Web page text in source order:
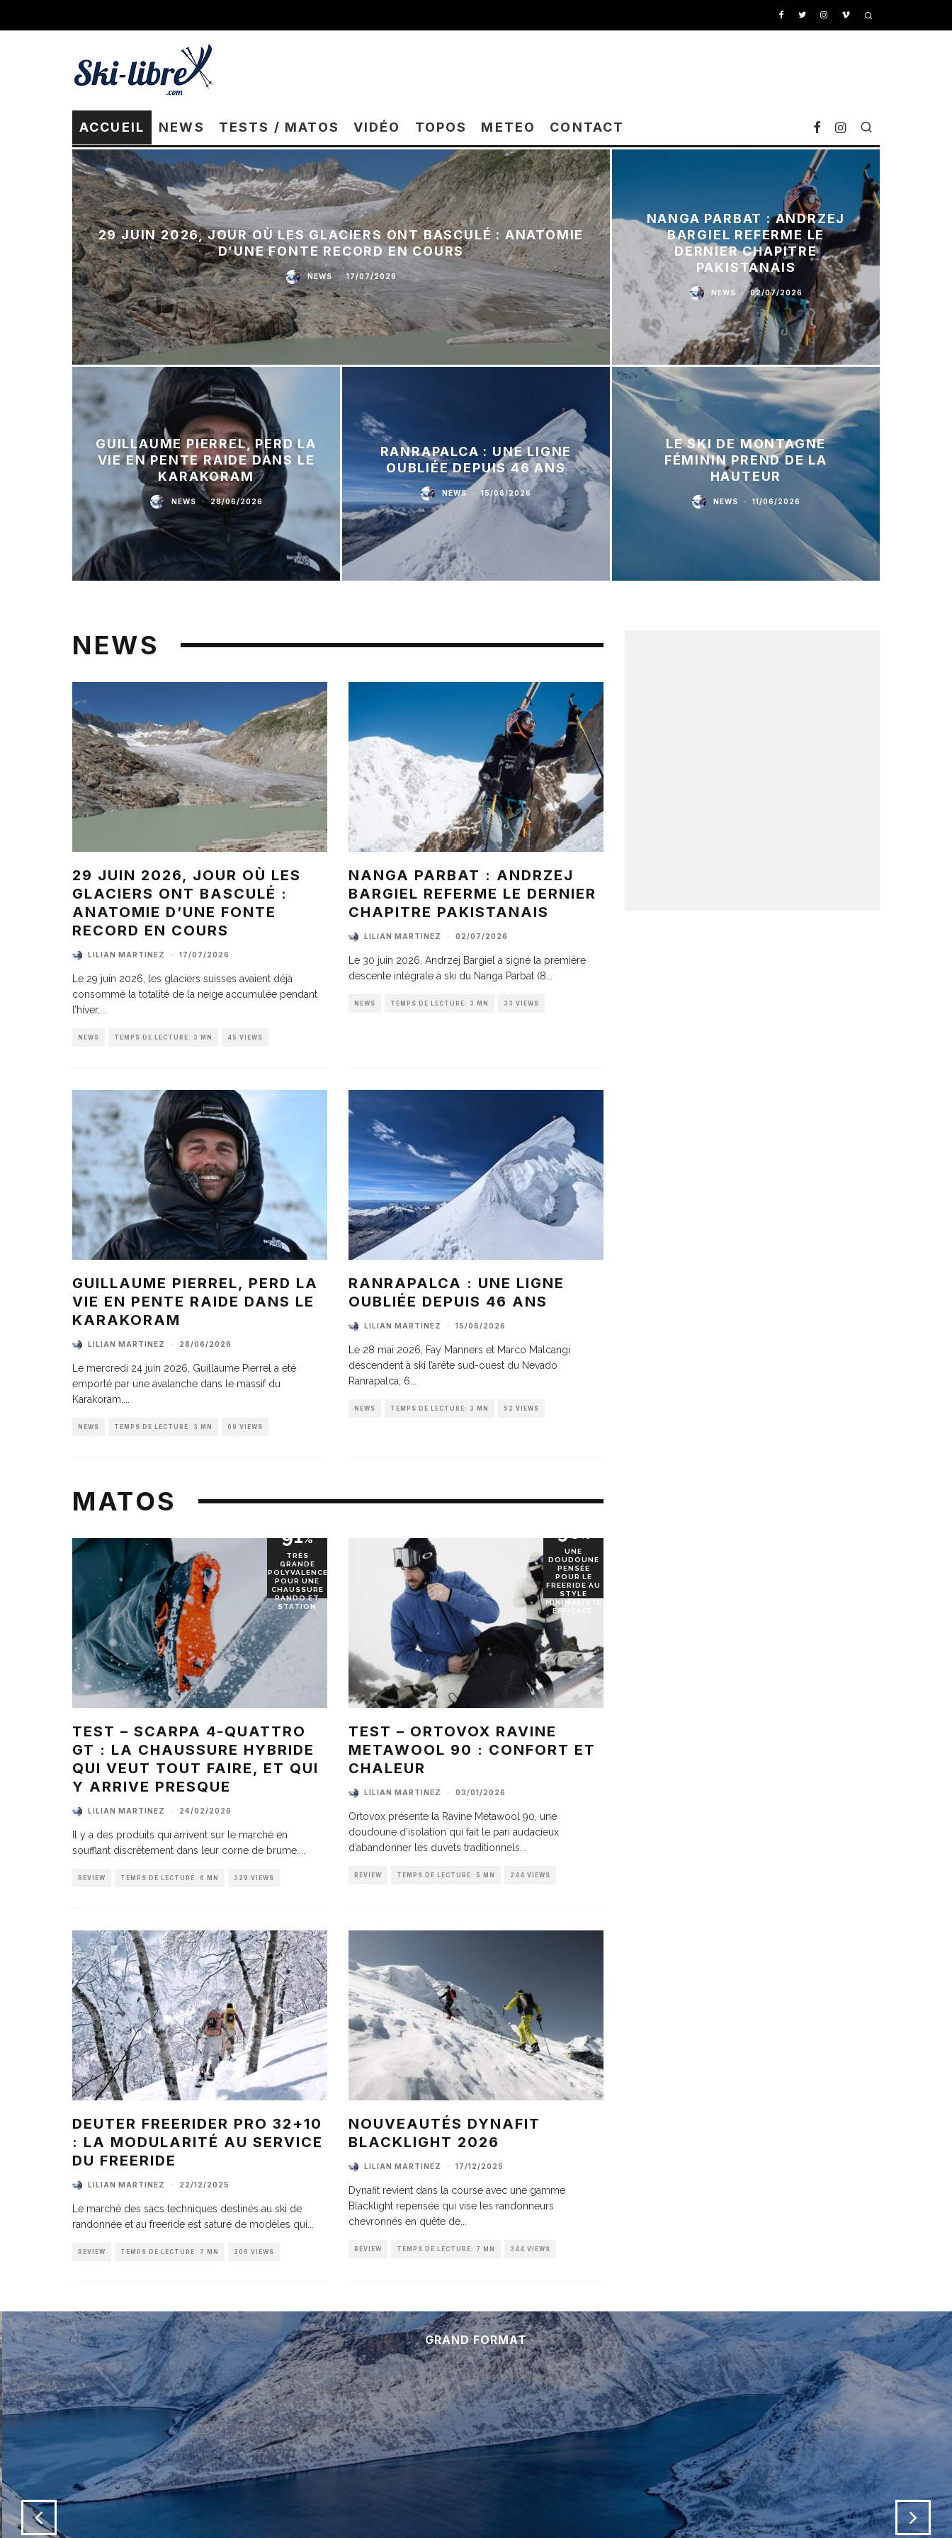
ACCUEIL NEWS TESTS / MATOS VIDÉO TOPOS METEO CONTACT
29 JUIN 2026, JOUR OÙ LES GLACIERS ONT BASCULÉ : ANATOMIE
D’UNE FONTE RECORD EN COURS
NEWS · 17/07/2026
NANGA PARBAT : ANDRZEJ
BARGIEL REFERME LE
DERNIER CHAPITRE
PAKISTANAIS
NEWS · 02/07/2026
GUILLAUME PIERREL, PERD LA
VIE EN PENTE RAIDE DANS LE
KARAKORAM
NEWS · 28/06/2026
RANRAPALCA : UNE LIGNE
OUBLIÉE DEPUIS 46 ANS
NEWS · 15/06/2026
LE SKI DE MONTAGNE
FÉMININ PREND DE LA
HAUTEUR
NEWS · 11/06/2026
NEWS
29 JUIN 2026, JOUR OÙ LES
GLACIERS ONT BASCULÉ :
ANATOMIE D’UNE FONTE
RECORD EN COURS
LILIAN MARTINEZ · 17/07/2026
Le 29 juin 2026, les glaciers suisses avaient déjà
consommé la totalité de la neige accumulée pendant
l’hiver,
NEWS TEMPS DE LECTURE: 3 MN 45 VIEWS
NANGA PARBAT : ANDRZEJ
BARGIEL REFERME LE DERNIER
CHAPITRE PAKISTANAIS
LILIAN MARTINEZ · 02/07/2026
Le 30 juin 2026, Andrzej Bargiel a signé la première
descente intégrale à ski du Nanga Parbat (8
NEWS TEMPS DE LECTURE: 3 MN 33 VIEWS
GUILLAUME PIERREL, PERD LA
VIE EN PENTE RAIDE DANS LE
KARAKORAM
LILIAN MARTINEZ · 28/06/2026
Le mercredi 24 juin 2026, Guillaume Pierrel a été
emporté par une avalanche dans le massif du
Karakoram,
NEWS TEMPS DE LECTURE: 3 MN 69 VIEWS
RANRAPALCA : UNE LIGNE
OUBLIÉE DEPUIS 46 ANS
LILIAN MARTINEZ · 15/06/2026
Le 28 mai 2026, Fay Manners et Marco Malcangi
descendent à ski l’arête sud-ouest du Nevado
Ranrapalca, 6
NEWS TEMPS DE LECTURE: 3 MN 52 VIEWS
MATOS
91%
TRÈS
GRANDE
POLYVALENCE
POUR UNE
CHAUSSURE
RANDO ET
STATION
TEST – SCARPA 4-QUATTRO
GT : LA CHAUSSURE HYBRIDE
QUI VEUT TOUT FAIRE, ET QUI
Y ARRIVE PRESQUE
LILIAN MARTINEZ · 24/02/2026
Il y a des produits qui arrivent sur le marché en
soufflant discrètement dans leur corne de brume.
REVIEW TEMPS DE LECTURE: 6 MN 329 VIEWS
90%
UNE
DOUDOUNE
PENSÉE
POUR LE
FREERIDE AU
STYLE
MINIMALISTE
EFFICACE.
TEST – ORTOVOX RAVINE
METAWOOL 90 : CONFORT ET
CHALEUR
LILIAN MARTINEZ · 03/01/2026
Ortovox présente la Ravine Metawool 90, une
doudoune d’isolation qui fait le pari audacieux
d’abandonner les duvets traditionnels
REVIEW TEMPS DE LECTURE: 5 MN 244 VIEWS
DEUTER FREERIDER PRO 32+10
: LA MODULARITÉ AU SERVICE
DU FREERIDE
LILIAN MARTINEZ · 22/12/2025
Le marché des sacs techniques destinés au ski de
randonnée et au freeride est saturé de modèles qui
REVIEW TEMPS DE LECTURE: 7 MN 206 VIEWS
NOUVEAUTÉS DYNAFIT
BLACKLIGHT 2026
LILIAN MARTINEZ · 17/12/2025
Dynafit revient dans la course avec une gamme
Blacklight repensée qui vise les randonneurs
chevronnés en quête de
REVIEW TEMPS DE LECTURE: 7 MN 344 VIEWS
GRAND FORMAT